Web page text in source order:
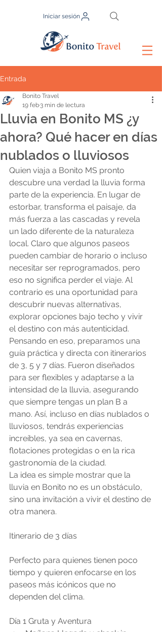
Iniciar sesión
Entrada
Lluvia en Bonito MS ¿y
ahora? Qué hacer en días
nublados o lluviosos
Bonito Travel
19 feb3 min de lectura
Quien viaja a Bonito MS pronto
descubre una verdad la lluvia forma
parte de la experiencia. En lugar de
estorbar, transforma el paisaje, da
más fuerza a las cascadas y revela
un lado diferente de la naturaleza
local. Claro que algunos paseos
pueden cambiar de horario o incluso
necesitar ser reprogramados, pero
eso no significa perder el viaje. Al
contrario es una oportunidad para
descubrir nuevas alternativas,
explorar opciones bajo techo y vivir
el destino con más autenticidad.
Pensando en eso, preparamos una
guía práctica y directa con itinerarios
de 3, 5 y 7 días. Fueron diseñados
para ser flexibles y adaptarse a la
intensidad de la lluvia, asegurando
que siempre tengas un plan B a
mano. Así, incluso en días nublados o
lluviosos, tendrás experiencias
increíbles, ya sea en cavernas,
flotaciones protegidas o en la rica
gastronomía de la ciudad.
La idea es simple mostrar que la
lluvia en Bonito no es un obstáculo,
sino una invitación a vivir el destino de
otra manera.
Itinerario de 3 días
Perfecto para quienes tienen poco
tiempo y quieren enfocarse en los
paseos más icónicos que no
dependen del clima.
Día 1 Gruta y Aventura